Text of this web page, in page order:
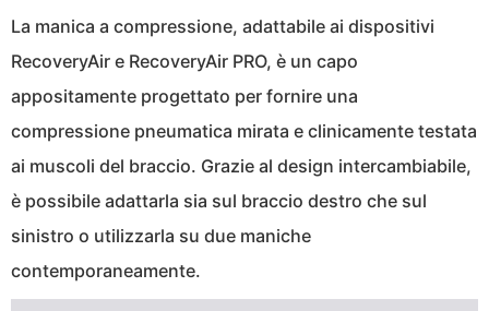
La manica a compressione, adattabile ai dispositivi
RecoveryAir e RecoveryAir PRO, è un capo
appositamente progettato per fornire una
compressione pneumatica mirata e clinicamente testata
ai muscoli del braccio. Grazie al design intercambiabile,
è possibile adattarla sia sul braccio destro che sul
sinistro o utilizzarla su due maniche
contemporaneamente.